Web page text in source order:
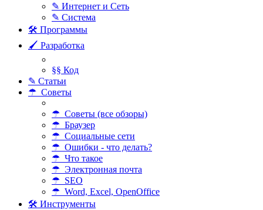
✎ Интернет и Сеть
✎ Система
🛠 Программы
🖌 Разработка
§§ Код
✎ Статьи
☂ Советы
☂ Советы (все обзоры)
☂ Браузер
☂ Социальные сети
☂ Ошибки - что делать?
☂ Что такое
☂ Электронная почта
☂ SEO
☂ Word, Excel, OpenOffice
🛠 Инструменты